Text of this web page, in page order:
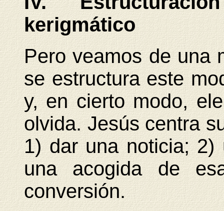
kerigmático
Pero veamos de una
se estructura este
y, en cierto modo,
olvida. Jesús centra
1) dar una noticia; 2)
una acogida de
conversión.